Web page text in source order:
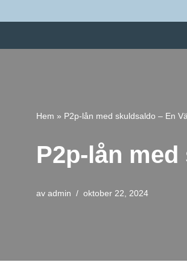
till
Hem » P2p-lån med skuldsaldo – En
P2p-lån
av admin oktober 22, 2024